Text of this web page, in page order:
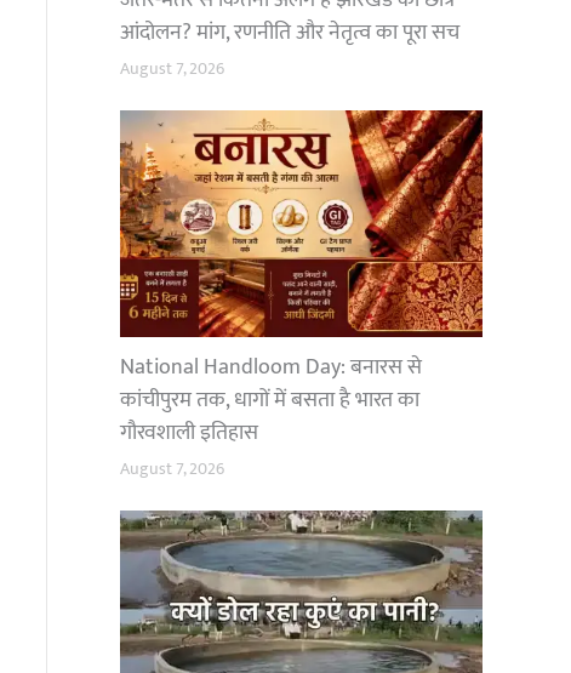
आंदोलन? मांग, रणनीति और नेतृत्व का पूरा सच
August 7, 2026
National Handloom Day: बनारस से
कांचीपुरम तक, धागों में बसता है भारत का
गौरवशाली इतिहास
August 7, 2026